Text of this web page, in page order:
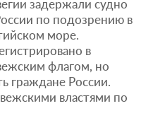
задержали судно
по подозрению в
море.
в
флагом, но
граждане России.
властями по